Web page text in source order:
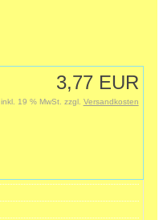
3,77 EUR
inkl. 19 % MwSt. zzgl. Versandkosten